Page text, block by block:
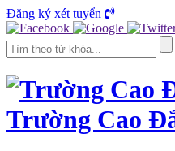
Đăng ký xét tuyển
Trường Cao